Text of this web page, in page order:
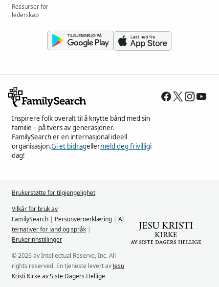
Ressurser for
lederskap
Inspirere folk overalt til å knytte bånd med sin
familie – på tvers av generasjoner.
FamilySearch er en internasjonal ideell
organisasjon.Gi et bidragellermeld deg frivilligi
dag!
Brukerstøtte for tilgjengelighet
Vilkår for bruk av
FamilySearch | Personvernerklæring | Al
ternativer for land og språk |
Brukerinnstillinger
© 2026 av Intellectual Reserve, Inc. All
rights reserved. En tjeneste levert av Jesu
Kristi Kirke av Siste Dagers Hellige